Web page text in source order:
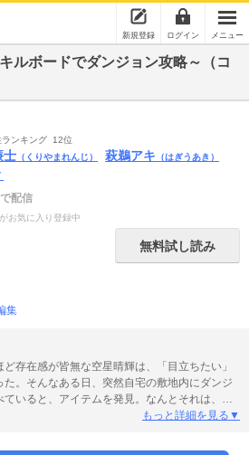
新規登録 ログイン メニュー
ルボードでダンジョン攻略～（コ
ランキング 12位
士 （くりやまれんじ） 萩鵜アキ （はぎうあき）
配信
がお気に入り登録中
無料試し読み
集
存在感が皆無な空星晴輝は、「目立ちたい」
。そんなある日、突然自宅の敷地内にダンジ
ていると、アイテムを発見。なんとそれは、ス
キルを成長させることができる魔道具『スキル
ンタジーが待望のコミック版で登場！
もっと詳細を見る▼